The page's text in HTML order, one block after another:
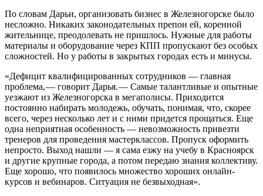
По словам Дарьи, организовать бизнес в Железногорске было
несложно. Никаких законодательных препон ей, коренной
жительнице, преодолевать не пришлось. Нужные для работы
материалы и оборудование через КПП пропускают без особых
сложностей. Но у работы в закрытых городах есть и минусы.
«Дефицит квалифицированных сотрудников — ​главная
проблема, — ​говорит Дарья. — ​Самые талантливые и опытные
уезжают из Железногорска в мегаполисы. Приходится
постоянно набирать молодежь, обучать, понимая, что, скорее
всего, через несколько лет и с ними придется прощаться. Еще
одна неприятная особенность — ​невозможность привезти
тренеров для проведения мастер­классов. Пропуск оформить
непросто. Выход нашли — ​я сама езжу на учебу в Красноярск
и другие крупные города, а потом передаю знания коллективу.
Еще хорошо, что появилось множество хороших онлайн­
курсов и вебинаров. Ситуация не безвыходная».